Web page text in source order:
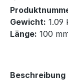
Gewicht: 1.09
Länge: 100
Beschreibung